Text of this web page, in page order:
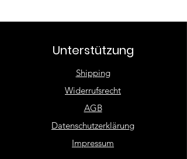
Tagen möglich. Die Ware wird
zurückgesandt. Unbeschädigte
Eingang rückerstattet.
Unterstützung
Shipping
Widerrufsrecht
AGB
Datenschutzerklärung
Impressum